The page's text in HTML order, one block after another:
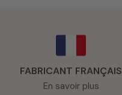
FABRICANT FRANÇAIS
En savoir plus